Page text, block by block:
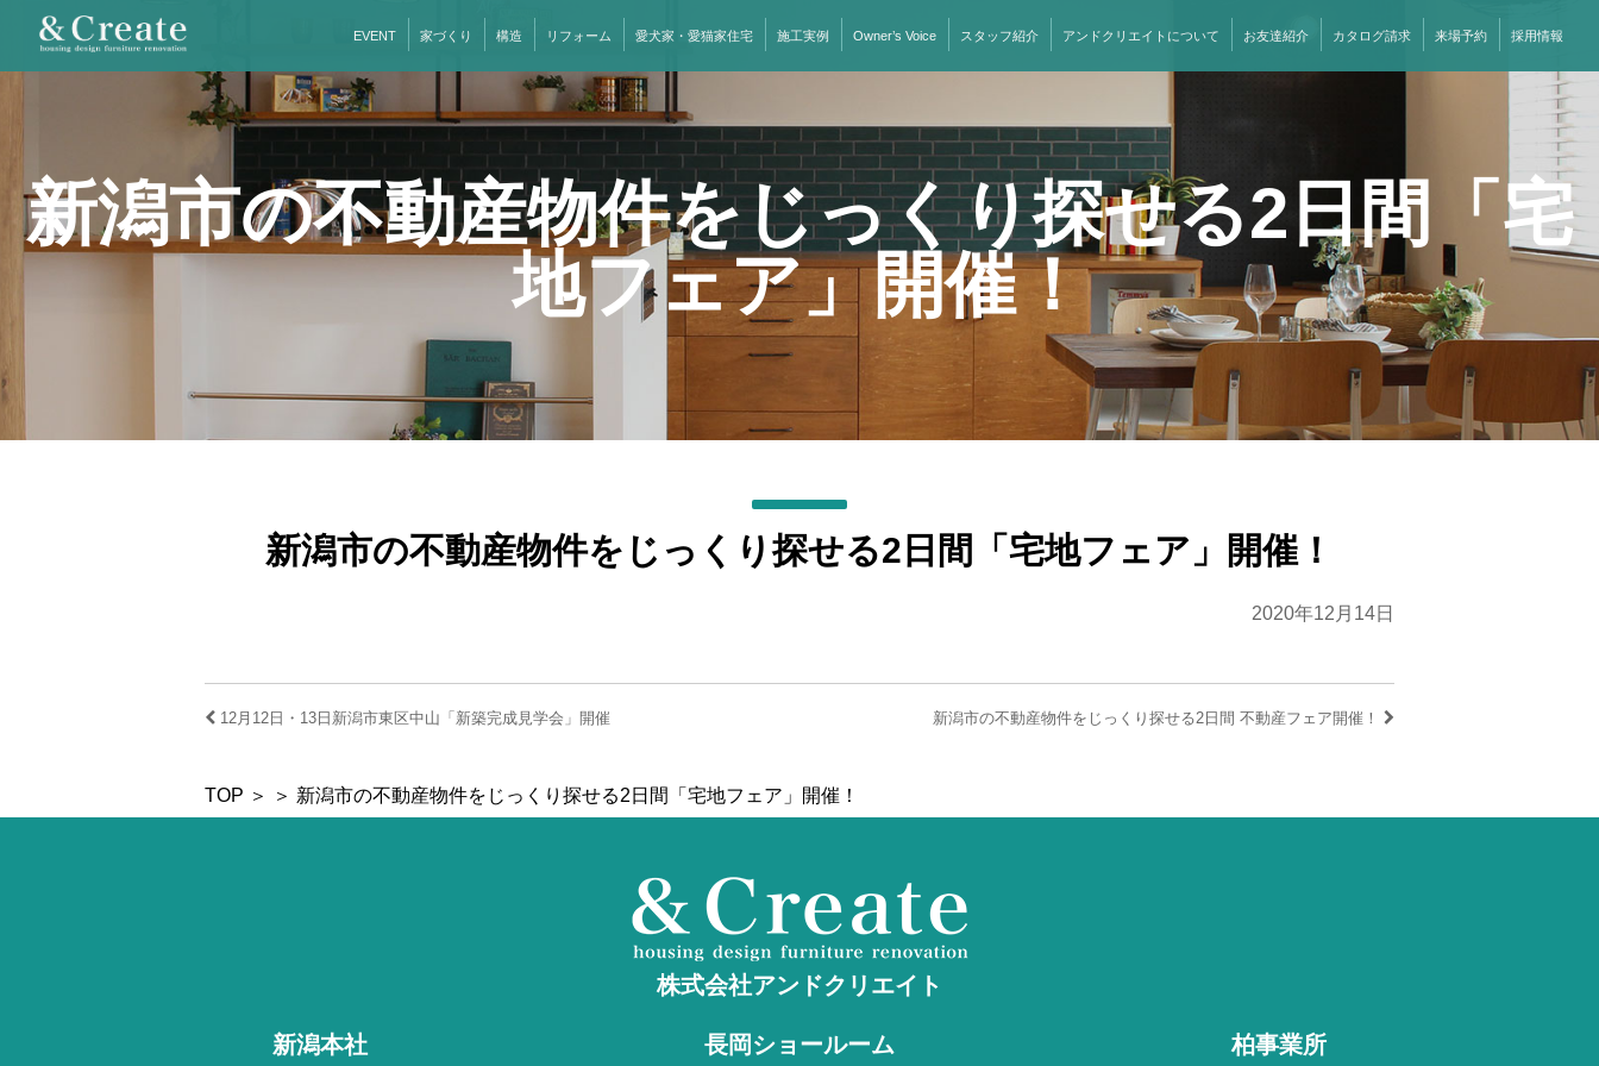
EVENT 家づくり 構造 リフォーム 愛犬家・愛猫家住宅 施工実例 Owner’s Voice スタッフ紹介 アンドクリエイトについて お友達紹介 カタログ請求 来場予約 採用情報
新潟市の不動産物件をじっくり探せる2日間「宅
地フェア」開催！
新潟市の不動産物件をじっくり探せる2日間「宅地フェア」開催！
2020年12月14日
12月12日・13日新潟市東区中山「新築完成見学会」開催 新潟市の不動産物件をじっくり探せる2日間 不動産フェア開催！
TOP ＞ ＞ 新潟市の不動産物件をじっくり探せる2日間「宅地フェア」開催！
株式会社アンドクリエイト
新潟本社 長岡ショールーム 柏事業所